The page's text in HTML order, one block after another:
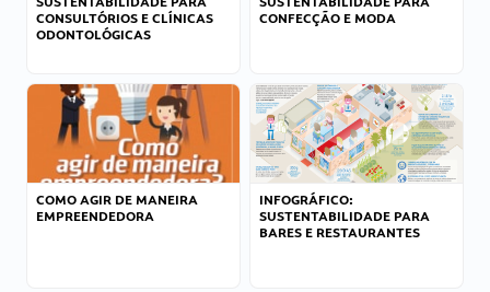
CONSULTÓRIOS E CLÍNICAS
ODONTOLÓGICAS
CONFECÇÃO E MODA
COMO AGIR DE MANEIRA
EMPREENDEDORA
INFOGRÁFICO:
SUSTENTABILIDADE PARA
BARES E RESTAURANTES